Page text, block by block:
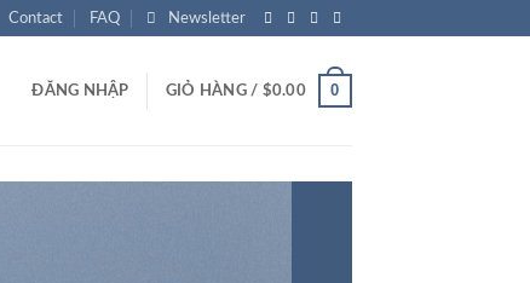
Contact FAQ Newsletter
ĐĂNG NHẬP GIỎ HÀNG / $0.00 0